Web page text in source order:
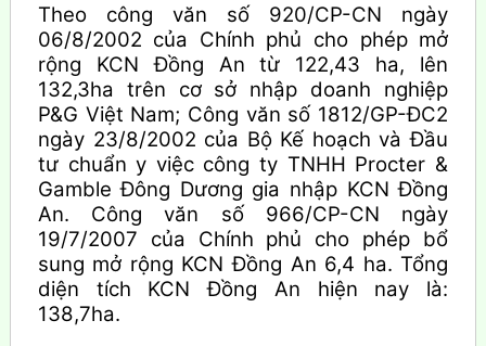
Theo công văn số 920/CP-CN ngày
06/8/2002 của Chính phủ cho phép mở
rộng KCN Đồng An từ 122,43 ha, lên
132,3ha trên cơ sở nhập doanh nghiệp
P&G Việt Nam; Công văn số 1812/GP-ĐC2
ngày 23/8/2002 của Bộ Kế hoạch và Đầu
tư chuẩn y việc công ty TNHH Procter &
Gamble Đông Dương gia nhập KCN Đồng
An. Công văn số 966/CP-CN ngày
19/7/2007 của Chính phủ cho phép bổ
sung mở rộng KCN Đồng An 6,4 ha. Tổng
diện tích KCN Đồng An hiện nay là:
138,7ha.